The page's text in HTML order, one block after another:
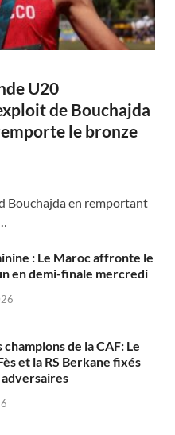
U20
de Bouchajda
le bronze
Bouchajda en remportant
: Le Maroc affronte le
en demi-finale mercredi
champions de la CAF: Le
et la RS Berkane fixés